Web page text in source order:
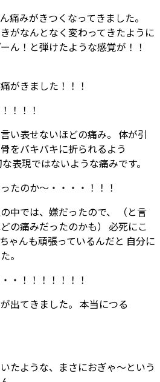
痛みがきつくなってきました。
がなんとなく変わってきたように
ん！と弾けたような感覚が！！
がきました！！！
！！！
い表せないほどの痛み。 体が引
をバキバキに折られるよう
表現ではないような痛みです。
たのか～・・・・！！！
中では、嫌だったので、 （と言
の痛みだったのかも） 必死にこ
ゃんも頑張っているんだと 自分に
。
・！！！！！！！
出てきました。 本当につる
たような、まさにおぎゃ～という